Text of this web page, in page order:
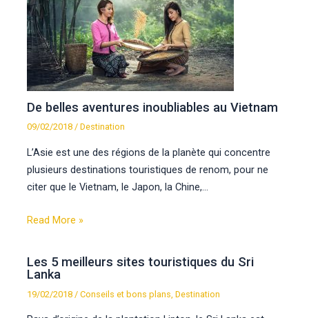
De belles aventures inoubliables au Vietnam
09/02/2018 /Destination
L’Asie est une des régions de la planète qui concentre
plusieurs destinations touristiques de renom, pour ne
citer que le Vietnam, le Japon, la Chine,…
Read More »
Les 5 meilleurs sites touristiques du Sri
Lanka
19/02/2018 /Conseils et bons plans ,Destination